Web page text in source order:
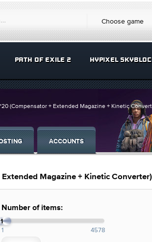
Choose game
PATH OF EXILE 2 HYPIXEL
(Compensator + Extended Magazine + Kinetic
ACCOUNTS
Magazine + Kinetic Converter)
Number of items:
1
1 4578